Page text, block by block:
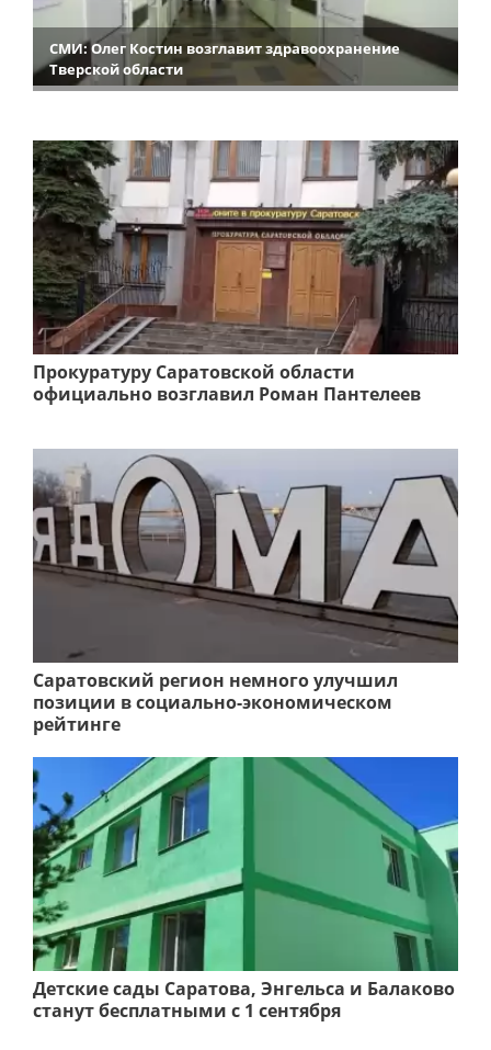
СМИ: Олег Костин возглавит здравоохранение
Тверской области
Прокуратуру Саратовской области
официально возглавил Роман Пантелеев
Саратовский регион немного улучшил
позиции в социально-экономическом
рейтинге
Детские сады Саратова, Энгельса и Балаково
станут бесплатными с 1 сентября